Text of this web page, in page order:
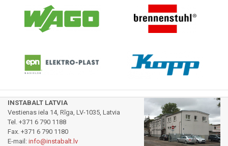
INSTABALT LATVIA
Vestienas iela 14, Rīga, LV-1035, Latvia
Tel. +371 6 790 1188
Fax. +371 6 790 1180
E-mail: info@instabalt.lv